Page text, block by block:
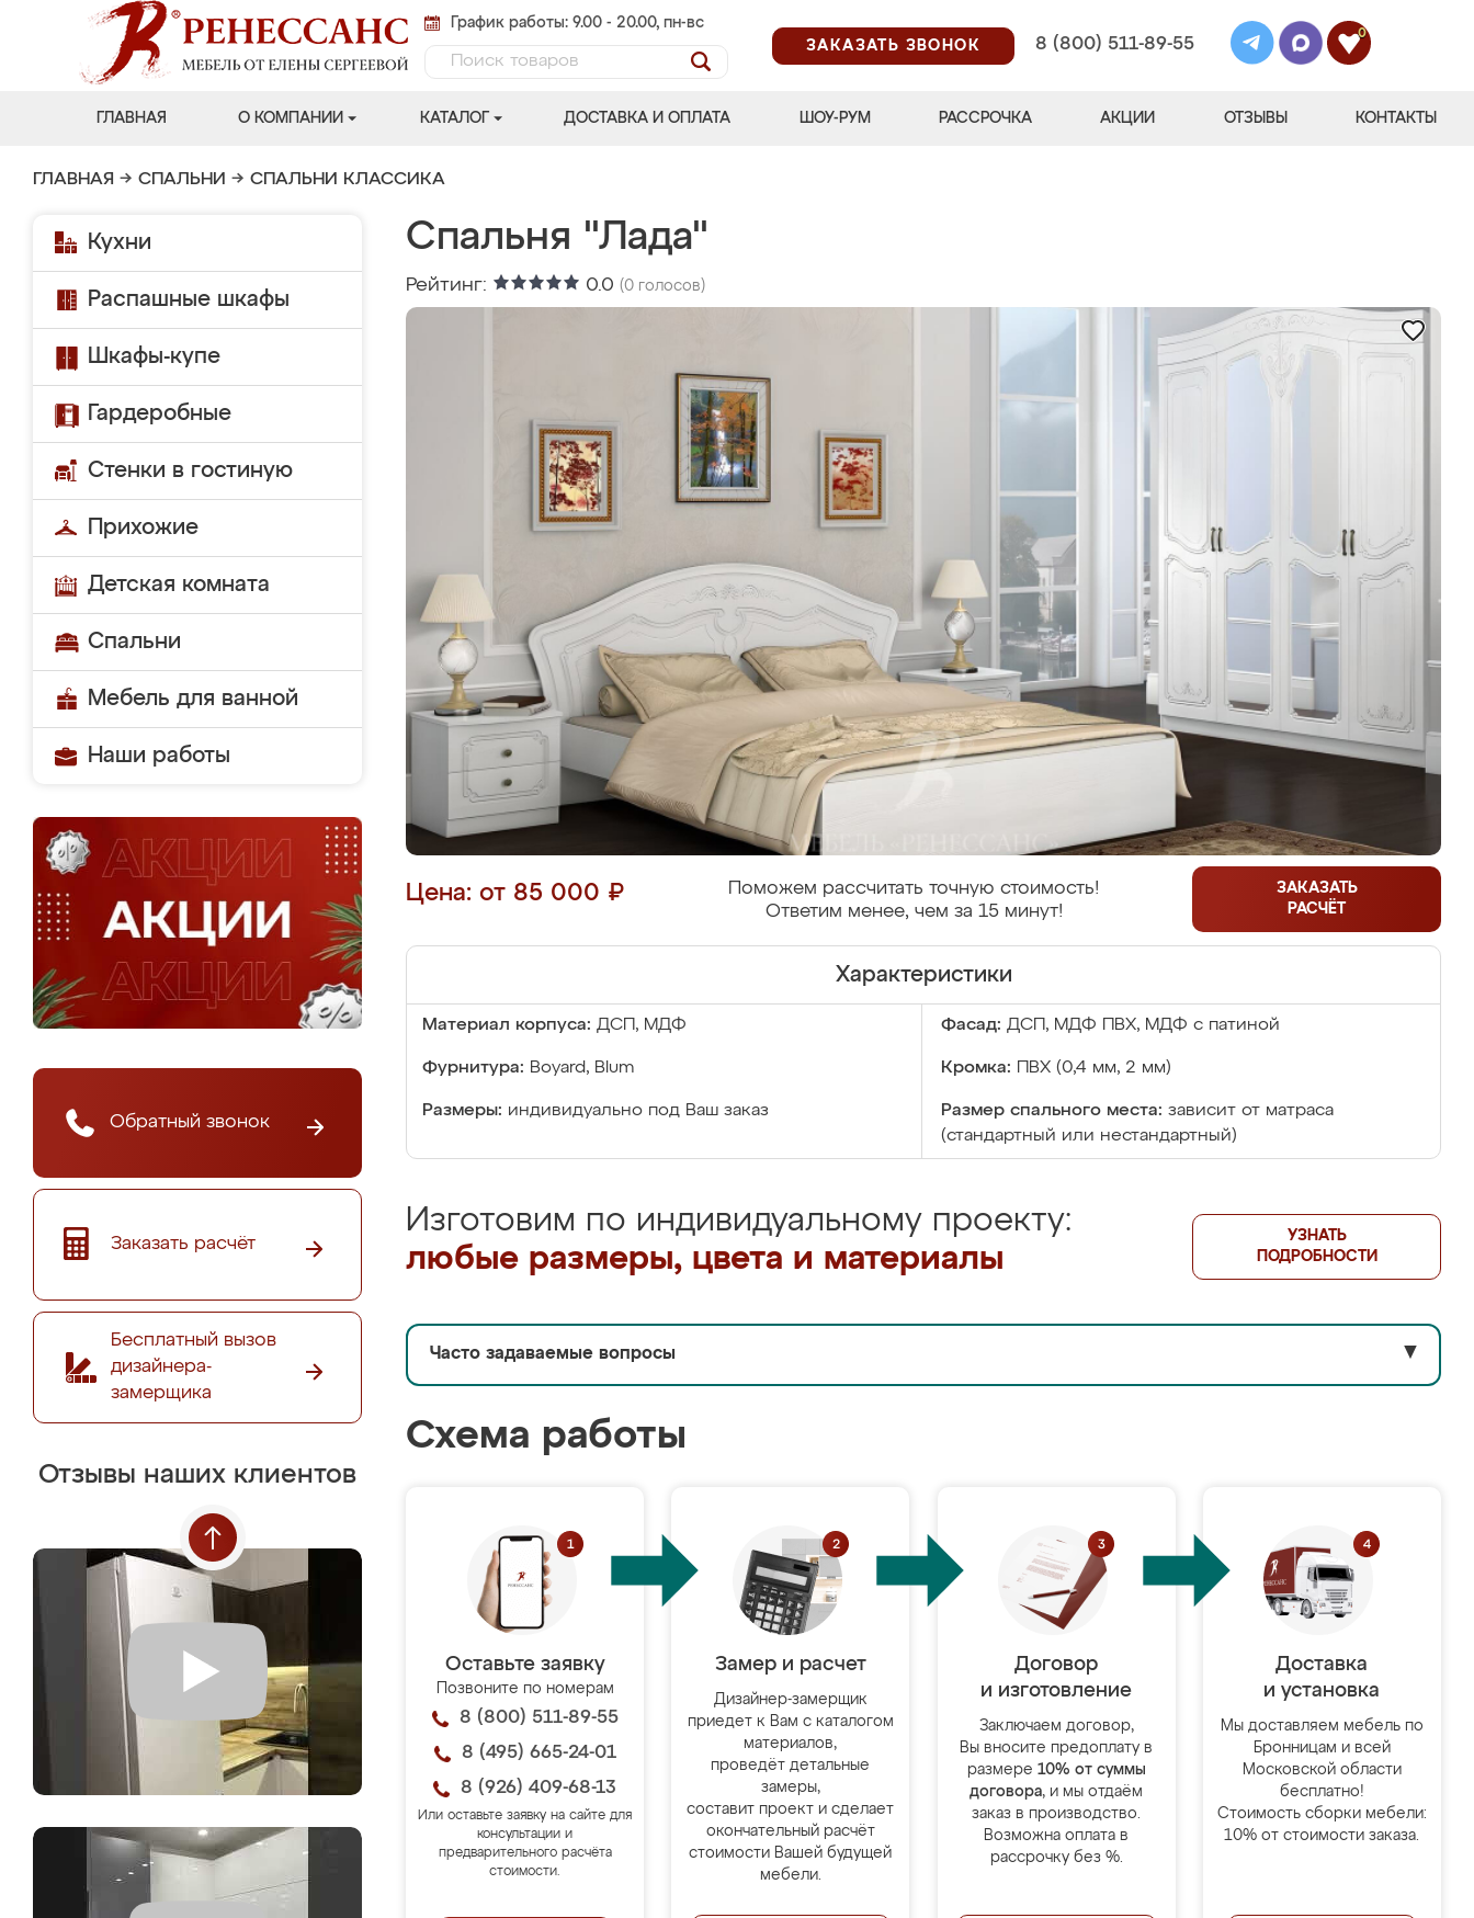
График работы: 9.00 - 20.00, пн-вс
ЗАКАЗАТЬ ЗВОНОК
8 (800) 511-89-55
0
ГЛАВНАЯ О КОМПАНИИ КАТАЛОГ ДОСТАВКА И ОПЛАТА ШОУ-РУМ РАССРОЧКА АКЦИИ ОТЗЫВЫ КОНТАКТЫ
ГЛАВНАЯ → СПАЛЬНИ → СПАЛЬНИ КЛАССИКА
Кухни
Распашные шкафы
Шкафы-купе
Гардеробные
Стенки в гостиную
Прихожие
Детская комната
Спальни
Мебель для ванной
Наши работы
Обратный звонок
Заказать расчёт
Бесплатный вызов
дизайнера-
замерщика
Отзывы наших клиентов
Спальня "Лада"
Рейтинг: 0.0 (0 голосов)
Цена: от 85 000 ₽
Поможем рассчитать точную стоимость!
Ответим менее, чем за 15 минут!
ЗАКАЗАТЬ
РАСЧЁТ
Характеристики
Материал корпуса: ДСП, МДФ Фасад: ДСП, МДФ ПВХ, МДФ с патиной
Фурнитура: Boyard, Blum Кромка: ПВХ (0,4 мм, 2 мм)
Размеры: индивидуально под Ваш заказ Размер спального места: зависит от матраса
(стандартный или нестандартный)
Изготовим по индивидуальному проекту:
любые размеры, цвета и материалы
УЗНАТЬ
ПОДРОБНОСТИ
Часто задаваемые вопросы ▼
Схема работы
Оставьте заявку
Позвоните по номерам
8 (800) 511-89-55
8 (495) 665-24-01
8 (926) 409-68-13
Или оставьте заявку на сайте для
консультации и
предварительного расчёта
стоимости.
Замер и расчет
Дизайнер-замерщик
приедет к Вам с каталогом
материалов,
проведёт детальные
замеры,
составит проект и сделает
окончательный расчёт
стоимости Вашей будущей
мебели.
Договор
и изготовление
Заключаем договор,
Вы вносите предоплату в
размере 10% от суммы
договора, и мы отдаём
заказ в производство.
Возможна оплата в
рассрочку без %.
Доставка
и установка
Мы доставляем мебель по
Бронницам и всей
Московской области
бесплатно!
Стоимость сборки мебели:
10% от стоимости заказа.